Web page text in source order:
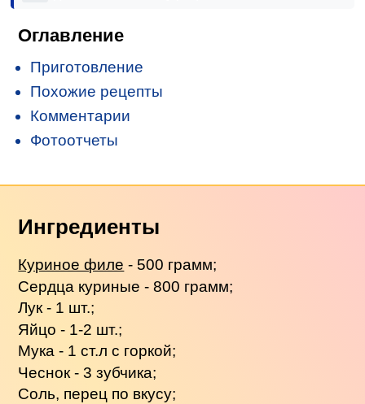
Оглавление
Приготовление
Похожие рецепты
Комментарии
Фотоотчеты
Ингредиенты
Куриное филе - 500 грамм;
Сердца куриные - 800 грамм;
Лук - 1 шт.;
Яйцо - 1-2 шт.;
Мука - 1 ст.л с горкой;
Чеснок - 3 зубчика;
Соль, перец по вкусу;